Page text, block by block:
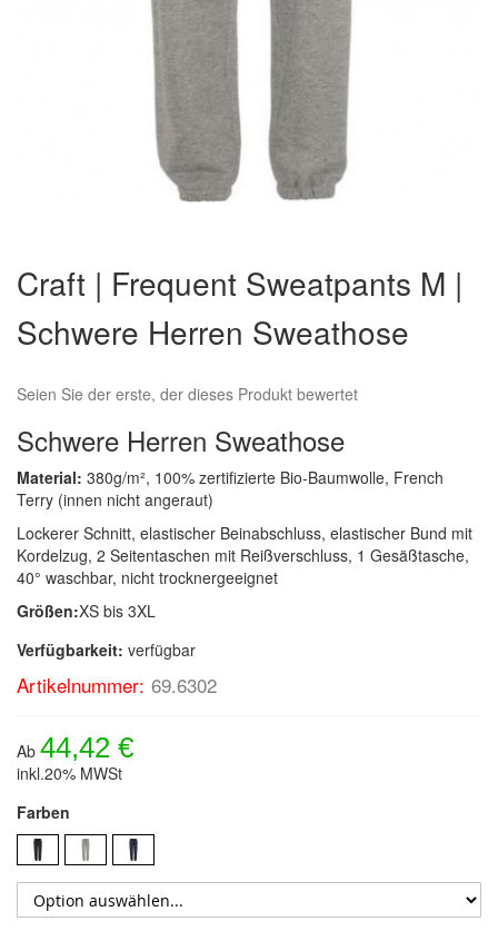
der
Bildergalerie
springen
Craft | Frequent Sweatpants M |
Schwere Herren Sweathose
Seien Sie der erste, der dieses Produkt bewertet
Schwere Herren Sweathose
Material: 380g/m², 100% zertifizierte Bio-Baumwolle, French
Terry (innen nicht angeraut)
Lockerer Schnitt, elastischer Beinabschluss, elastischer Bund mit
Kordelzug, 2 Seitentaschen mit Reißverschluss, 1 Gesäßtasche,
40° waschbar, nicht trocknergeeignet
Größen:XS bis 3XL
Verfügbarkeit: verfügbar
Artikelnummer: 69.6302
Ab 44,42 €
inkl.20% MWSt
Farben